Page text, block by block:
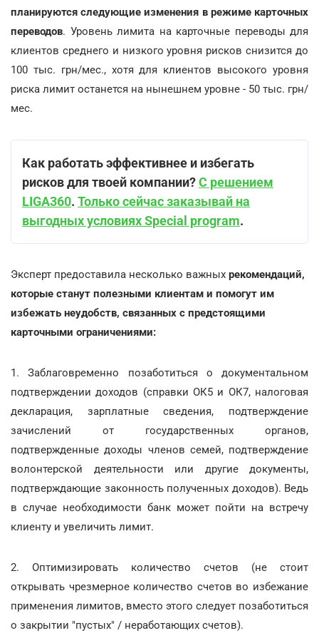
планируются следующие изменения в режиме карточных
переводов. Уровень лимита на карточные переводы для
клиентов среднего и низкого уровня рисков снизится до
100 тыс. грн/мес., хотя для клиентов высокого уровня
риска лимит останется на нынешнем уровне - 50 тыс. грн/
мес.
Как работать эффективнее и избегать
рисков для твоей компании?С решением
LIGA360. Только сейчас заказывай на
выгодных условиях Special program.
Эксперт предоставила несколько важных рекомендаций,
которые станут полезными клиентам и помогут им
избежать неудобств, связанных с предстоящими
карточными ограничениями:
1. Заблаговременно позаботиться о документальном
подтверждении доходов (справки ОК5 и ОК7, налоговая
декларация, зарплатные сведения, подтверждение
зачислений от государственных органов,
подтвержденные доходы членов семей, подтверждение
волонтерской деятельности или другие документы,
подтверждающие законность полученных доходов). Ведь
в случае необходимости банк может пойти на встречу
клиенту и увеличить лимит.
2. Оптимизировать количество счетов (не стоит
открывать чрезмерное количество счетов во избежание
применения лимитов, вместо этого следует позаботиться
о закрытии "пустых" / неработающих счетов).